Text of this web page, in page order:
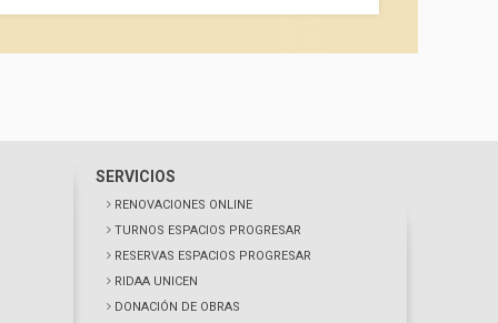
SERVICIOS
RENOVACIONES ONLINE
TURNOS ESPACIOS PROGRESAR
RESERVAS ESPACIOS PROGRESAR
RIDAA UNICEN
DONACIÓN DE OBRAS